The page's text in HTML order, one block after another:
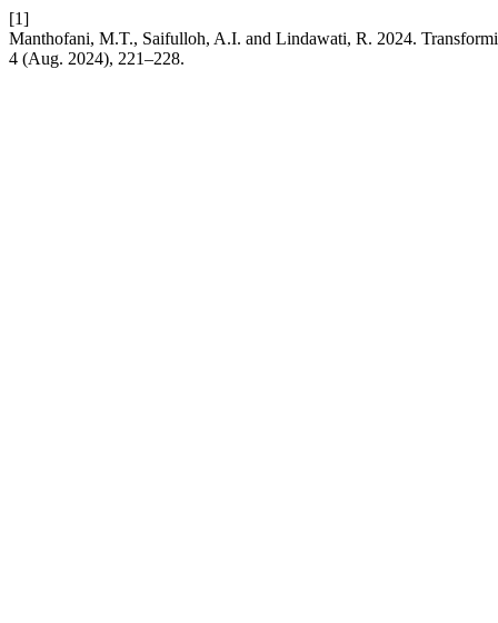
[1]
Manthofani, M.T., Saifulloh, A.I. and Lindawati, R. 2024.
4 (Aug. 2024), 221–228.